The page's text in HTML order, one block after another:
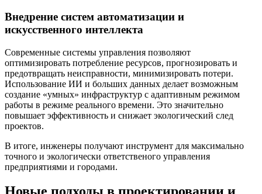
Внедрение систем автоматизации и
искусственного интеллекта
Современные системы управления позволяют
оптимизировать потребление ресурсов, прогнозировать и
предотвращать неисправности, минимизировать потери.
Использование ИИ и больших данных делает возможным
создание «умных» инфраструктур с адаптивным режимом
работы в режиме реального времени. Это значительно
повышает эффективность и снижает экологический след
проектов.
В итоге, инженеры получают инструмент для максимально
точного и экологически ответственого управления
предприятиями и городами.